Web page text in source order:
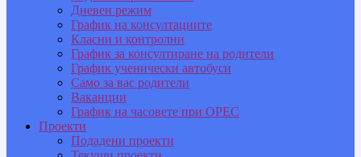
Дневен режим
График на консултациите
Класни и контролни
График за консултиране на родители
График ученически автобуси
Само за вас родители
Ваканции
График на часовете при ОРЕС
Проекти
Подадени проекти